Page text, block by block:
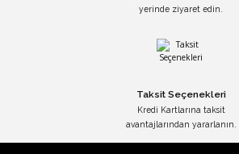
yerinde ziyaret edin.
Taksit Seçenekleri
Kredi Kartlarına taksit
avantajlarından yararlanın.